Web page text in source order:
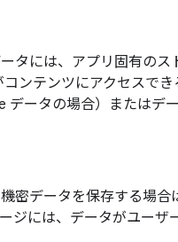
タには、アプリ固有の
ンテンツにアクセスで
データの場合）またはデ
密データを保存する場
ジには、データがユーザ